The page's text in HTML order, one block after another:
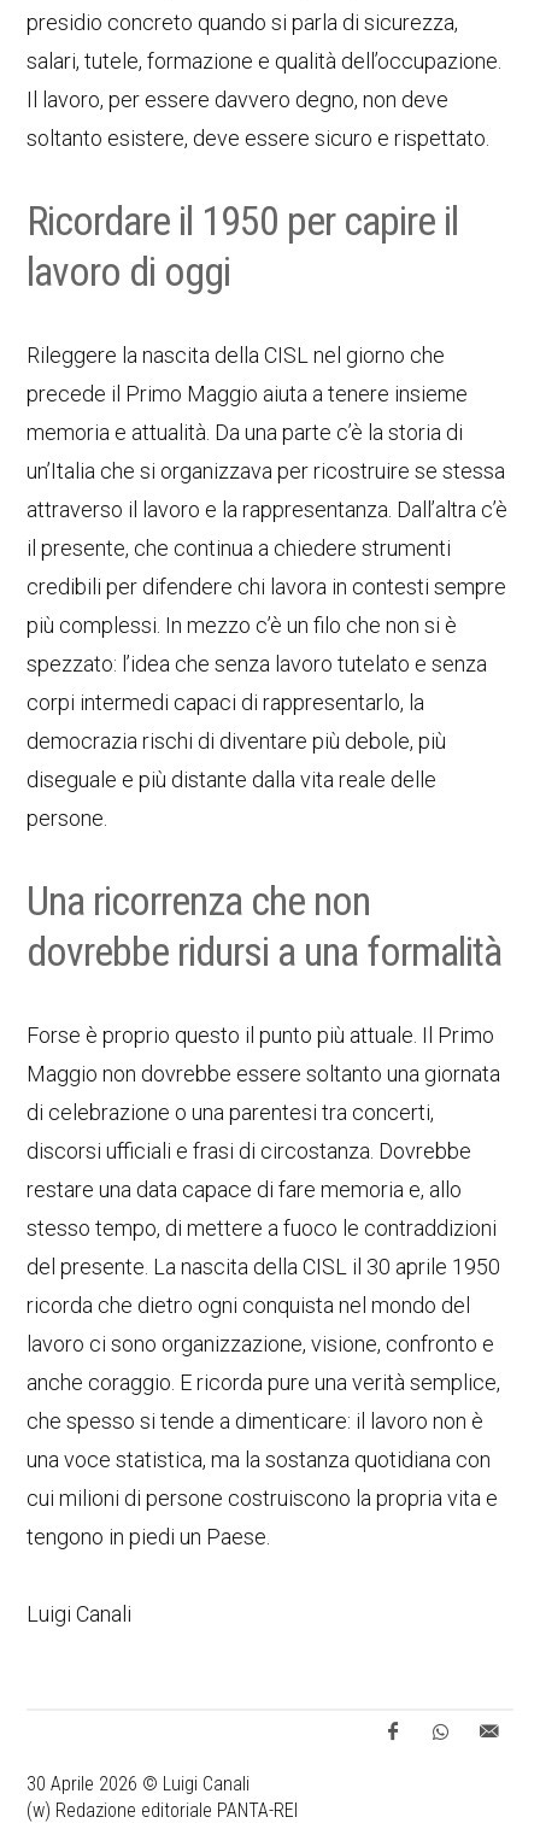
presidio concreto quando si parla di sicurezza,
salari, tutele, formazione e qualità dell’occupazione.
Il lavoro, per essere davvero degno, non deve
soltanto esistere, deve essere sicuro e rispettato.
Ricordare il 1950 per capire il
lavoro di oggi
Rileggere la nascita della CISL nel giorno che
precede il Primo Maggio aiuta a tenere insieme
memoria e attualità. Da una parte c’è la storia di
un’Italia che si organizzava per ricostruire se stessa
attraverso il lavoro e la rappresentanza. Dall’altra c’è
il presente, che continua a chiedere strumenti
credibili per difendere chi lavora in contesti sempre
più complessi. In mezzo c’è un filo che non si è
spezzato: l’idea che senza lavoro tutelato e senza
corpi intermedi capaci di rappresentarlo, la
democrazia rischi di diventare più debole, più
diseguale e più distante dalla vita reale delle
persone.
Una ricorrenza che non
dovrebbe ridursi a una formalità
Forse è proprio questo il punto più attuale. Il Primo
Maggio non dovrebbe essere soltanto una giornata
di celebrazione o una parentesi tra concerti,
discorsi ufficiali e frasi di circostanza. Dovrebbe
restare una data capace di fare memoria e, allo
stesso tempo, di mettere a fuoco le contraddizioni
del presente. La nascita della CISL il 30 aprile 1950
ricorda che dietro ogni conquista nel mondo del
lavoro ci sono organizzazione, visione, confronto e
anche coraggio. E ricorda pure una verità semplice,
che spesso si tende a dimenticare: il lavoro non è
una voce statistica, ma la sostanza quotidiana con
cui milioni di persone costruiscono la propria vita e
tengono in piedi un Paese.
Luigi Canali
30 Aprile 2026 © Luigi Canali
(w) Redazione editoriale PANTA-REI